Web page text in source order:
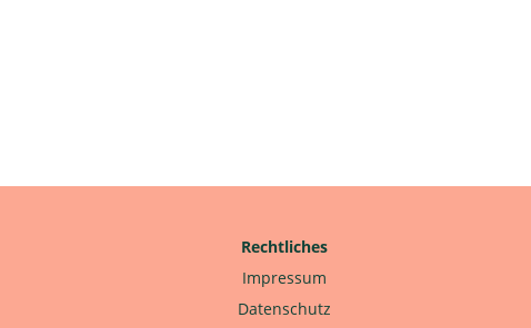
Rechtliches
Impressum
Datenschutz